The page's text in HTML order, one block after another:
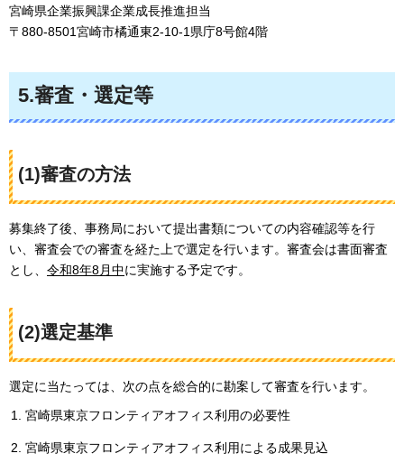
宮崎県企業振興課企業成長推進担当
〒880-8501宮崎市橘通東2-10-1県庁8号館4階
5.審査・選定等
(1)審査の方法
募集終了後、事務局において提出書類についての内容確認等を行
い、審査会での審査を経た上で選定を行います。審査会は書面審査
とし、 令和8年8月中に実施する予定です。
(2)選定基準
選定に当たっては、次の点を総合的に勘案して審査を行います。
宮崎県東京フロンティアオフィス利用の必要性
宮崎県東京フロンティアオフィス利用による成果見込